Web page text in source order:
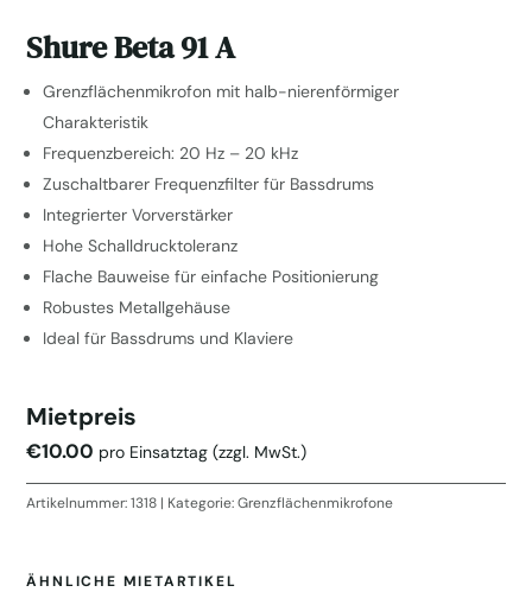
Shure Beta 91 A
Grenzflächenmikrofon mit halb-nierenförmiger
Charakteristik
Frequenzbereich: 20 Hz – 20 kHz
Zuschaltbarer Frequenzfilter für Bassdrums
Integrierter Vorverstärker
Hohe Schalldrucktoleranz
Flache Bauweise für einfache Positionierung
Robustes Metallgehäuse
Ideal für Bassdrums und Klaviere
Mietpreis
€10.00 pro Einsatztag (zzgl. MwSt.)
Artikelnummer:1318 Kategorie:Grenzflächenmikrofone
ÄHNLICHE MIETARTIKEL